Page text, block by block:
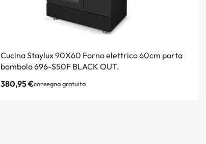
Cucina Staylux 90X60 Forno elettrico 60cm porta
bombola 696-S50F BLACK OUT.
380,95€consegna gratuita